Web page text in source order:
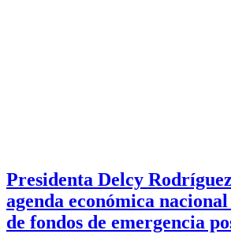
Presidenta Delcy
agenda económica
de fondos de emergencia